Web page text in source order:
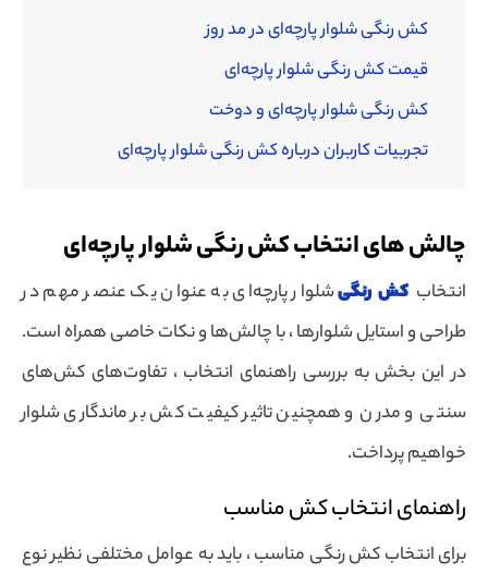
کش رنگی شلوار پارچه‌ای در مد روز
قیمت کش رنگی شلوار پارچه‌ای
کش رنگی شلوار پارچه‌ای و دوخت
تجربیات کاربران درباره کش رنگی شلوار پارچه‌ای
چالش های انتخاب کش رنگی شلوار پارچه‌ای
انتخابکش رنگیشلوار پارچه‌ای به عنوان یک عنصر مهم در
طراحی و استایل شلوارها ، با چالش‌ها و نکات خاصی همراه است.
در این بخش به بررسی راهنمای انتخاب ، تفاوت‌های کش‌های
سنتی و مدرن و همچنین تاثیر کیفیت کش بر ماندگاری شلوار
خواهیم پرداخت.
راهنمای انتخاب کش مناسب
برای انتخاب کش رنگی مناسب ، باید به عوامل مختلفی نظیر نوع